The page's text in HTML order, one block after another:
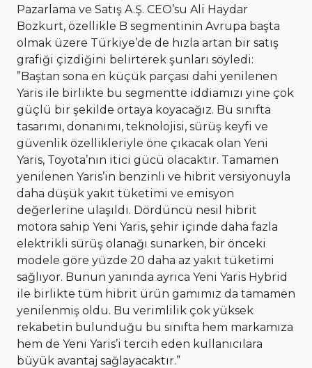
Pazarlama ve Satış A.Ş. CEO’su Ali Haydar
Bozkurt, özellikle B segmentinin Avrupa başta
olmak üzere Türkiye’de de hızla artan bir satış
grafiği çizdiğini belirterek şunları söyledi:
”Baştan sona en küçük parçası dahi yenilenen
Yaris ile birlikte bu segmentte iddiamızı yine çok
güçlü bir şekilde ortaya koyacağız. Bu sınıfta
tasarımı, donanımı, teknolojisi, sürüş keyfi ve
güvenlik özellikleriyle öne çıkacak olan Yeni
Yaris, Toyota’nın itici gücü olacaktır. Tamamen
yenilenen Yaris’in benzinli ve hibrit versiyonuyla
daha düşük yakıt tüketimi ve emisyon
değerlerine ulaşıldı. Dördüncü nesil hibrit
motora sahip Yeni Yaris, şehir içinde daha fazla
elektrikli sürüş olanağı sunarken, bir önceki
modele göre yüzde 20 daha az yakıt tüketimi
sağlıyor. Bunun yanında ayrıca Yeni Yaris Hybrid
ile birlikte tüm hibrit ürün gamımız da tamamen
yenilenmiş oldu. Bu verimlilik çok yüksek
rekabetin bulunduğu bu sınıfta hem markamıza
hem de Yeni Yaris’i tercih eden kullanıcılara
büyük avantaj sağlayacaktır.”